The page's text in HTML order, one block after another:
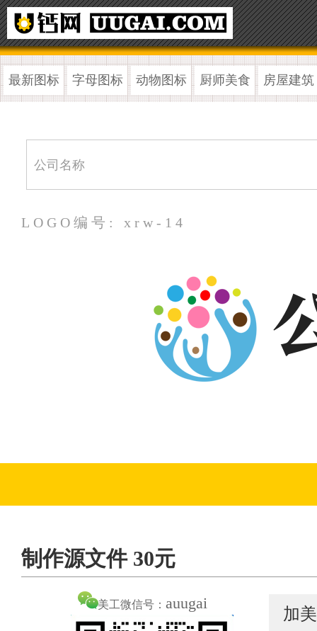
最新图标 字母图标 动物图标 厨师美食 房屋建筑
LOGO编号: xrw-14
制作源文件 30元
美工微信号： auugai
加